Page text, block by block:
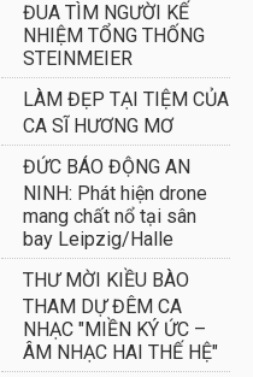
ĐUA TÌM NGƯỜI KẾ
NHIỆM TỔNG THỐNG
STEINMEIER
LÀM ĐẸP TẠI TIỆM CỦA
CA SĨ HƯƠNG MƠ
ĐỨC BÁO ĐỘNG AN
NINH: Phát hiện drone
mang chất nổ tại sân
bay Leipzig/Halle
THƯ MỜI KIỀU BÀO
THAM DỰ ĐÊM CA
NHẠC "MIỀN KÝ ỨC –
ÂM NHẠC HAI THẾ HỆ"